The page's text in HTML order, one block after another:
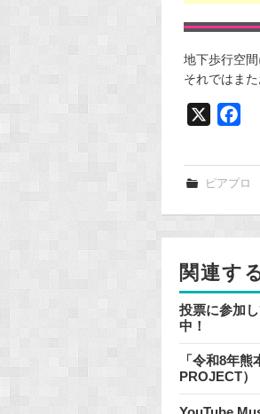
地下歩行空
それではま
e
k
ピアプロ
関連す
投票に参加
中！
「令和8年
PROJECT）